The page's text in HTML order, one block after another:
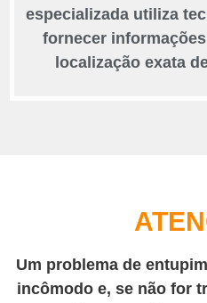
especializada utiliza
fornecer
localização exata
Um problema de
incômodo e, se não for